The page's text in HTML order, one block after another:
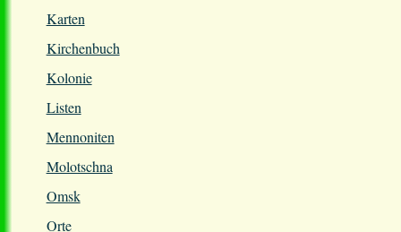
Karten
Kirchenbuch
Kolonie
Listen
Mennoniten
Molotschna
Omsk
Orte